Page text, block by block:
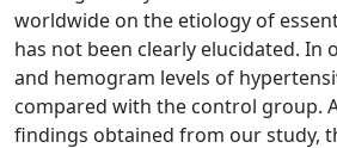
worldwide on the etiology of
has not been clearly elucidated. In
and hemogram levels of
compared with the control group.
findings obtained from our study,